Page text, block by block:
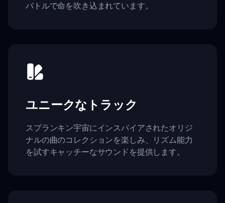
バトルで命を吹き込まれています。
ユニークなトラック
スプランキン宇宙にインスパイアされたオリジ
ナルの曲のコレクションを楽しみ、リズム能力
を試すキャッチーなサウンドを提供します。